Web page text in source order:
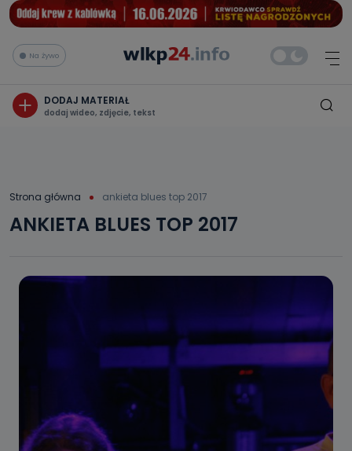
Na żywo
DODAJ MATERIAŁ
dodaj wideo, zdjęcie, tekst
Strona główna ankieta blues top 2017
ANKIETA BLUES TOP 2017